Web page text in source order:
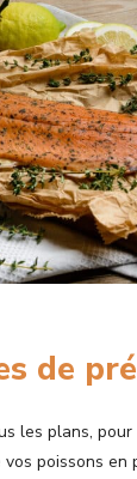
de
les plans, pour
vos poissons en